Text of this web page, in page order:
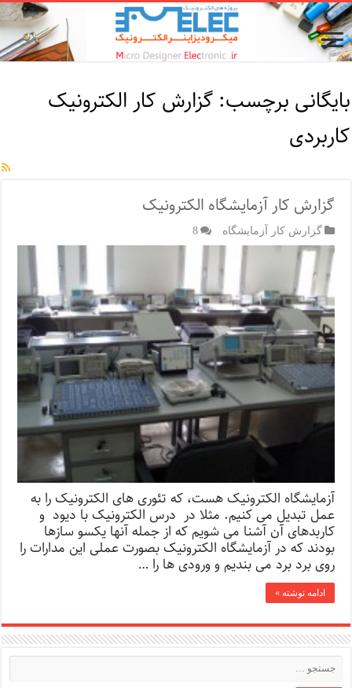
بایگانی برچسب:گزارش کار الکترونیک
کاربردی
گزارش کار آزمایشگاه الکترونیک
گزارش کار آزمایشگاه 8
آزمایشگاه الکترونیک هست، که تئوری های الکترونیک را به
عمل تبدیل می کنیم. مثلا در درس الکترونیک با دیود و
کاربدهای آن آشنا می شویم که از جمله آنها یکسو سازها
بودند که در آزمایشگاه الکترونیک بصورت عملی این مدارات را
روی برد برد می بندیم و ورودی ها را …
ادامه نوشته »